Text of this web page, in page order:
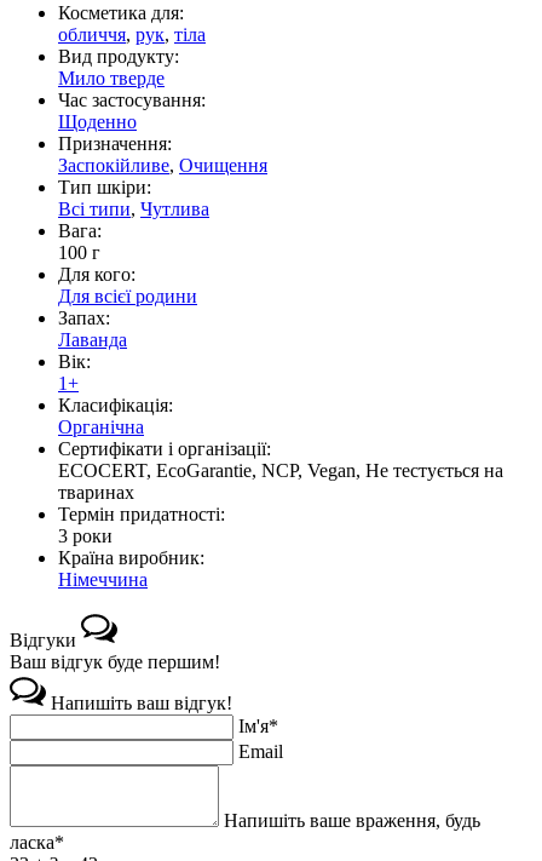
Косметика для:
обличчя, рук, тіла
Вид продукту:
Мило тверде
Час застосування:
Щоденно
Призначення:
Заспокійливе, Очищення
Тип шкіри:
Всі типи, Чутлива
Вага:
100 г
Для кого:
Для всієї родини
Запах:
Лаванда
Вік:
1+
Класифікація:
Органічна
Сертифікати і організації:
ECOCERT, EcoGarantie, NCP, Vegan, Не тестується на
тваринах
Термін придатності:
3 роки
Країна виробник:
Німеччина
Відгуки
Ваш відгук буде першим!
Напишіть ваш відгук!
Ім'я*
Email
Напишіть ваше враження, будь
ласка*